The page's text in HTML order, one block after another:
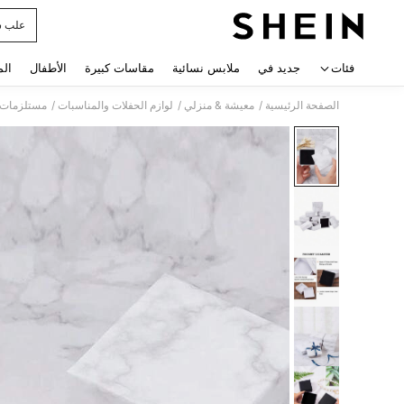
علب
فئات جديد في ملابس نسائية مقاسات كبيرة الأطفال
الصفحة الرئيسية / معيشة & منزلي / لوازم الحفلات والمناسبات / مستلزمات